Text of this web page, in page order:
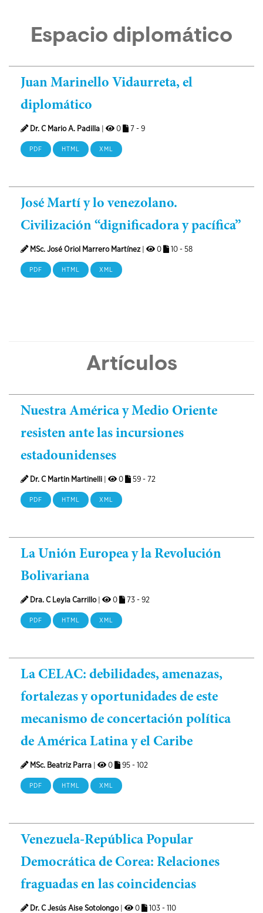
Espacio diplomático
Juan Marinello Vidaurreta, el
diplomático
Dr. C Mario A. Padilla 0 7 - 9
PDF HTML XML
José Martí y lo venezolano.
Civilización “dignificadora y pacífica”
MSc. José Oriol Marrero Martínez| 0 10 - 58
PDF HTML XML
Artículos
Nuestra América y Medio Oriente
resisten ante las incursiones
estadounidenses
Dr. C Martin Martinelli 0 59 - 72
PDF HTML XML
La Unión Europea y la Revolución
Bolivariana
Dra. C Leyla Carrillo| 0 73 - 92
PDF HTML XML
La CELAC: debilidades, amenazas,
fortalezas y oportunidades de este
mecanismo de concertación política
de América Latina y el Caribe
MSc. Beatriz Parra 0 95 - 102
PDF HTML XML
Venezuela-República Popular
Democrática de Corea: Relaciones
fraguadas en las coincidencias
Dr. C Jesús Aise Sotolongo| 0 103 - 110